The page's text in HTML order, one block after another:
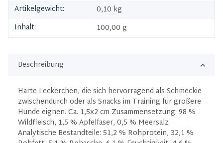
Artikelgewicht:
0,10 kg
Inhalt:
100,00 g
Beschreibung
Harte Leckerchen, die sich hervorragend als Schmeckie
zwischendurch oder als Snacks im Training für größere
Hunde eignen. Ca. 1,5x2 cm Zusammensetzung: 98 %
Wildfleisch, 1,5 % Apfelfaser, 0,5 % Meersalz
Analytische Bestandteile: 51,2 % Rohprotein, 32,1 %